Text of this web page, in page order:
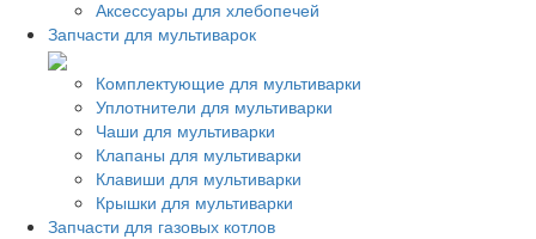
Аксессуары для хлебопечей
Запчасти для мультиварок
Комплектующие для мультиварки
Уплотнители для мультиварки
Чаши для мультиварки
Клапаны для мультиварки
Клавиши для мультиварки
Крышки для мультиварки
Запчасти для газовых котлов